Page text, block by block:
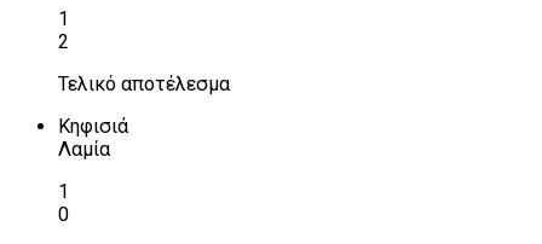
1
2
Τελικό αποτέλεσμα
Κηφισιά
Λαμία
1
0